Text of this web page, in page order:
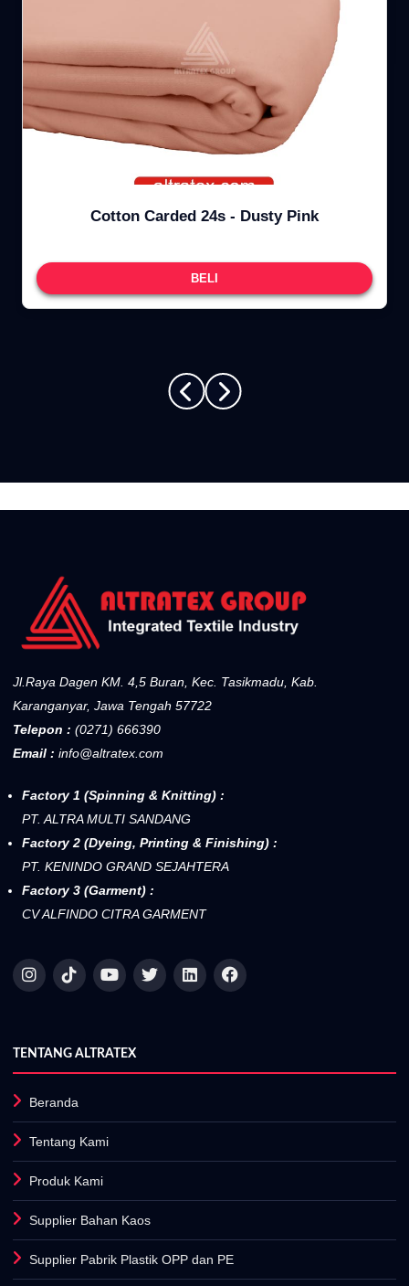
Cotton Carded 24s - Dusty Pink
BELI
Jl.Raya Dagen KM. 4,5 Buran, Kec. Tasikmadu, Kab.
Karanganyar, Jawa Tengah 57722
Telepon : (0271) 666390
Email : info@altratex.com
Factory 1 (Spinning & Knitting) :
PT. ALTRA MULTI SANDANG
Factory 2 (Dyeing, Printing & Finishing) :
PT. KENINDO GRAND SEJAHTERA
Factory 3 (Garment) :
CV ALFINDO CITRA GARMENT
TENTANG ALTRATEX
Beranda
Tentang Kami
Produk Kami
Supplier Bahan Kaos
Supplier Pabrik Plastik OPP dan PE